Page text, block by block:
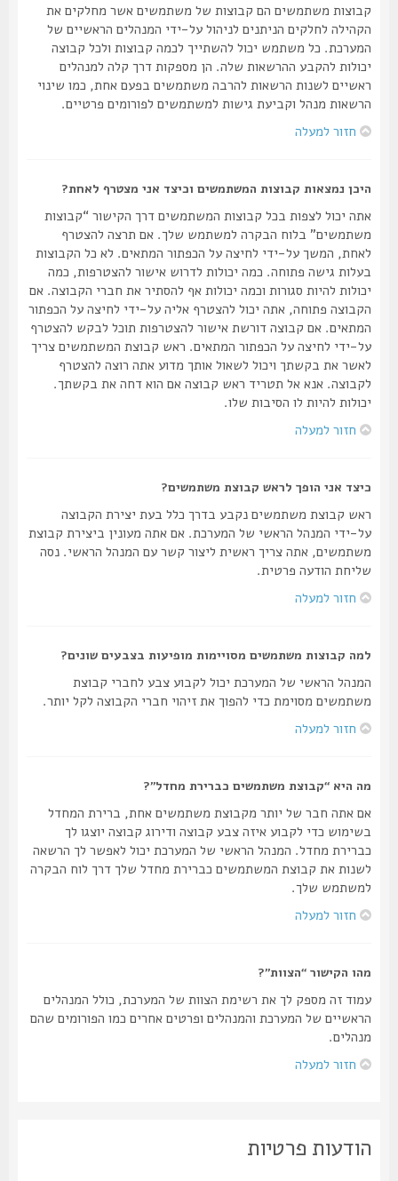
קבוצות משתמשים הם קבוצות של משתמשים אשר מחלקים את
הקהילה לחלקים הניתנים לניהול על-ידי המנהלים הראשיים של
המערכת. כל משתמש יכול להשתייך לכמה קבוצות ולכל קבוצה
יכולות להקבע ההרשאות שלה. הן מספקות דרך קלה למנהלים
ראשיים לשנות הרשאות להרבה משתמשים בפעם אחת, כמו שינוי
הרשאות מנהל וקביעת גישות למשתמשים לפורומים פרטיים.
חזור למעלה
היכן נמצאות קבוצות המשתמשים וכיצד אני מצטרף לאחת?
אתה יכול לצפות בכל קבוצות המשתמשים דרך הקישור “קבוצות
משתמשים” בלוח הבקרה למשתמש שלך. אם תרצה להצטרף
לאחת, המשך על-ידי לחיצה על הכפתור המתאים. לא כל הקבוצות
בעלות גישה פתוחה. כמה יכולות לדרוש אישור להצטרפות, כמה
יכולות להיות סגורות וכמה יכולות אף להסתיר את חברי הקבוצה. אם
הקבוצה פתוחה, אתה יכול להצטרף אליה על-ידי לחיצה על הכפתור
המתאים. אם קבוצה דורשת אישור להצטרפות תוכל לבקש להצטרף
על-ידי לחיצה על הכפתור המתאים. ראש קבוצת המשתמשים צריך
לאשר את בקשתך ויכול לשאול אותך מדוע אתה רוצה להצטרף
לקבוצה. אנא אל תטריד ראש קבוצה אם הוא דחה את בקשתך.
יכולות להיות לו הסיבות שלו.
חזור למעלה
כיצד אני הופך לראש קבוצת משתמשים?
ראש קבוצת משתמשים נקבע בדרך כלל בעת יצירת הקבוצה
על-ידי המנהל הראשי של המערכת. אם אתה מעונין ביצירת קבוצת
משתמשים, אתה צריך ראשית ליצור קשר עם המנהל הראשי. נסה
שליחת הודעה פרטית.
חזור למעלה
למה קבוצות משתמשים מסויימות מופיעות בצבעים שונים?
המנהל הראשי של המערכת יכול לקבוע צבע לחברי קבוצת
משתמשים מסוימת כדי להפוך את זיהוי חברי הקבוצה לקל יותר.
חזור למעלה
מה היא “קבוצת משתמשים כברירת מחדל”?
אם אתה חבר של יותר מקבוצת משתמשים אחת, ברירת המחדל
בשימוש כדי לקבוע איזה צבע קבוצה ודירוג קבוצה יוצגו לך
כברירת מחדל. המנהל הראשי של המערכת יכול לאפשר לך הרשאה
לשנות את קבוצת המשתמשים כברירת מחדל שלך דרך לוח הבקרה
למשתמש שלך.
חזור למעלה
מהו הקישור “הצוות”?
עמוד זה מספק לך את רשימת הצוות של המערכת, כולל המנהלים
הראשיים של המערכת והמנהלים ופרטים אחרים כמו הפורומים שהם
מנהלים.
חזור למעלה
הודעות פרטיות